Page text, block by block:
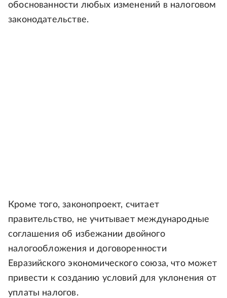
обоснованности любых изменений в налоговом
законодательстве.
Кроме того, законопроект, считает
правительство, не учитывает международные
соглашения об избежании двойного
налогообложения и договоренности
Евразийского экономического союза, что может
привести к созданию условий для уклонения от
уплаты налогов.